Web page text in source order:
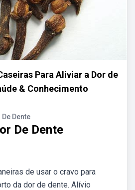
Para Aliviar a Dor de
& Conhecimento
Dente
De Dente
de usar o cravo para
da dor de dente. Alívio